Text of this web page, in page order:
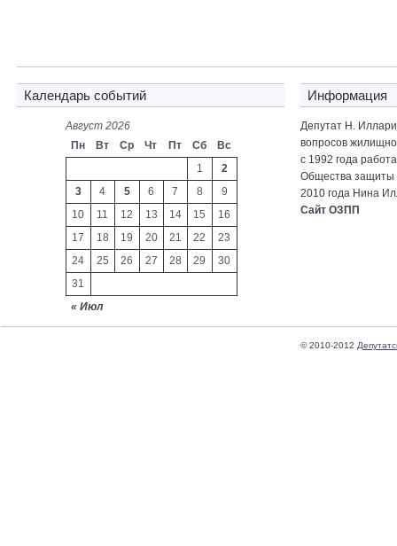
Календарь событий
Август 2026
Пн
Вт Ср Чт Пт Сб Вс
« Июл
1
2
3
4 5 6 7 8
9
10
11 12 13 14 15
16
17
18 19 20 21 22
23
24
25 26 27 28 29
30
31
Информация
Депутат Н.
вопросов
с 1992 года
Общества защиты
2010 года Нина
Сайт ОЗПП
© 2010-2012